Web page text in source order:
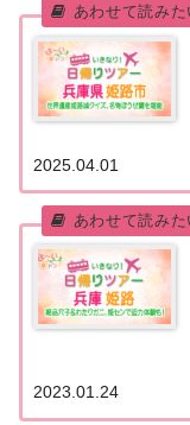
2025.04.01
2023.01.24